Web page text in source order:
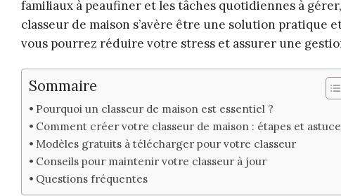
familiaux à peaufiner et les tâches quotidiennes à
classeur de maison s’avère être une solution
vous pourrez réduire votre stress et assurer une
Sommaire
Pourquoi un classeur de maison est essentiel ?
Comment créer votre classeur de maison : étapes et
Modèles gratuits à télécharger pour votre classeur
Conseils pour maintenir votre classeur à jour
Questions fréquentes